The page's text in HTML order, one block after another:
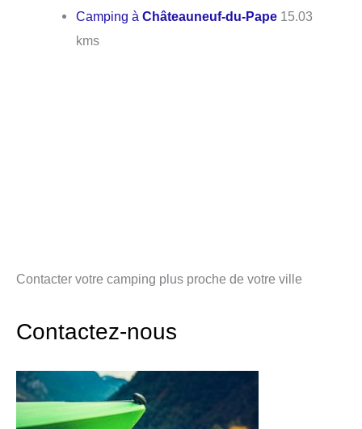
Camping àChâteauneuf-du-Pape 15.03
kms
Contacter votre camping plus proche de votre ville
Contactez-nous